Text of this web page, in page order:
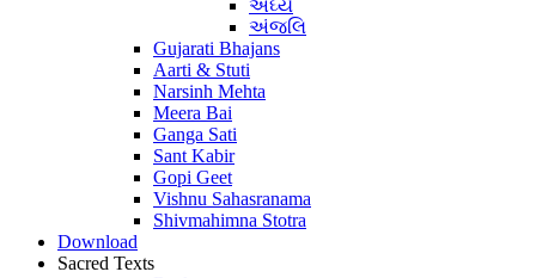
અર્ઘ્ય
અંજલિ
Gujarati Bhajans
Aarti & Stuti
Narsinh Mehta
Meera Bai
Ganga Sati
Sant Kabir
Gopi Geet
Vishnu Sahasranama
Shivmahimna Stotra
Download
Sacred Texts